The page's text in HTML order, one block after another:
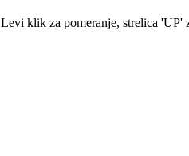
Levi klik za pomeranje, strelica